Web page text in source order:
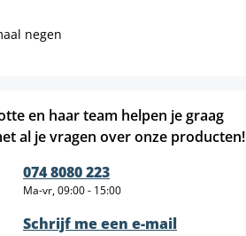
negen
en haar team helpen je graag
al je vragen over onze producten!
074 8080 223
Ma-vr, 09:00 - 15:00
Schrijf me een e-mail